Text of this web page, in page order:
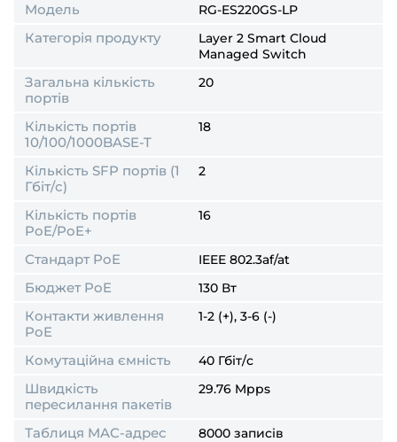
Модель RG-ES220GS-LP
Категорія продукту
Layer 2 Smart Cloud
Managed Switch
Загальна кількість
портів
20
Кількість портів
10/100/1000BASE-T
18
Кількість SFP портів (1
Гбіт/с)
2
Кількість портів
PoE/PoE+
16
Стандарт PoE IEEE 802.3af/at
Бюджет PoE 130 Вт
Контакти живлення
PoE
1-2 (+), 3-6 (-)
Комутаційна ємність 40 Гбіт/с
Швидкість
пересилання пакетів
29.76 Mpps
Таблиця MAC-адрес 8000 записів